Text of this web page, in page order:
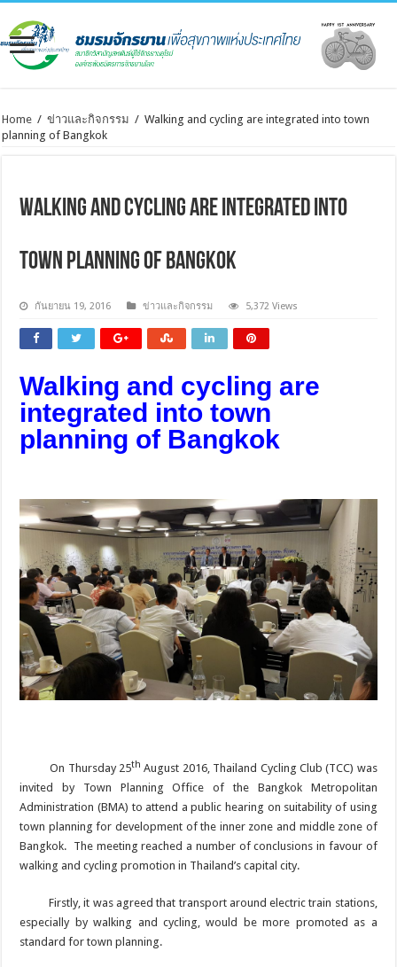
Home / ข่าวและกิจกรรม / Walking and cycling are integrated into town
planning of Bangkok
Walking and cycling are integrated into
town planning of Bangkok
กันยายน 19, 2016 ข่าวและกิจกรรม 5,372 Views
Walking and cycling are
integrated into town
planning of Bangkok
On Thursday 25th August 2016, Thailand Cycling Club (TCC) was
invited by Town Planning Office of the Bangkok Metropolitan
Administration (BMA) to attend a public hearing on suitability of using
town planning for development of the inner zone and middle zone of
Bangkok. The meeting reached a number of conclusions in favour of
walking and cycling promotion in Thailand’s capital city.
Firstly, it was agreed that transport around electric train stations,
especially by walking and cycling, would be more promoted as a
standard for town planning.